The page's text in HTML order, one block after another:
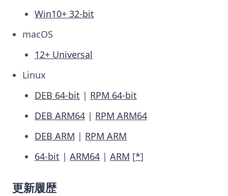
Win10+ 32-bit
macOS
12+ Universal
Linux
DEB 64-bit | RPM 64-bit
DEB ARM64 | RPM ARM64
DEB ARM | RPM ARM
64-bit | ARM64 | ARM [*]
更新履歴